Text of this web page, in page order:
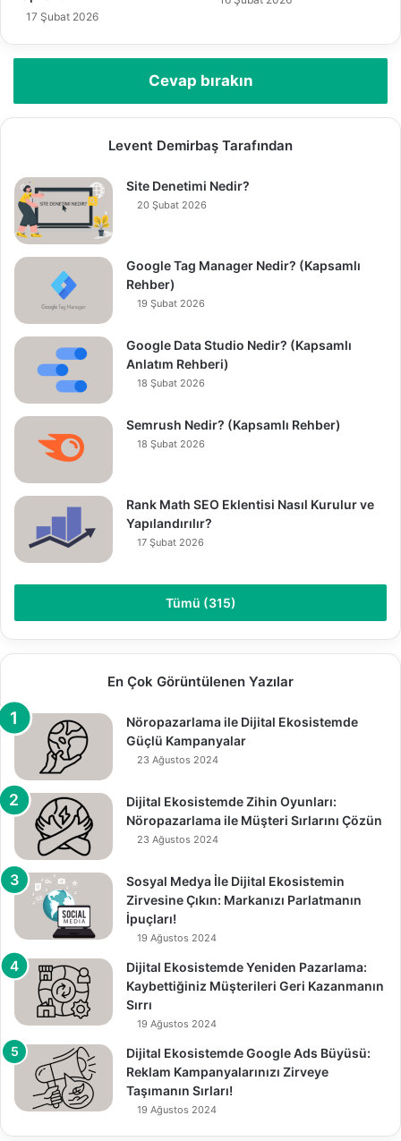
17 Şubat 2026
Cevap bırakın
Levent Demirbaş Tarafından
Site Denetimi Nedir?
20 Şubat 2026
Google Tag Manager Nedir? (Kapsamlı
Rehber)
19 Şubat 2026
Google Data Studio Nedir? (Kapsamlı
Anlatım Rehberi)
18 Şubat 2026
Semrush Nedir? (Kapsamlı Rehber)
18 Şubat 2026
Rank Math SEO Eklentisi Nasıl Kurulur ve
Yapılandırılır?
17 Şubat 2026
Tümü (315)
En Çok Görüntülenen Yazılar
Nöropazarlama ile Dijital Ekosistemde
Güçlü Kampanyalar
23 Ağustos 2024
Dijital Ekosistemde Zihin Oyunları:
Nöropazarlama ile Müşteri Sırlarını Çözün
23 Ağustos 2024
Sosyal Medya İle Dijital Ekosistemin
Zirvesine Çıkın: Markanızı Parlatmanın
İpuçları!
19 Ağustos 2024
Dijital Ekosistemde Yeniden Pazarlama:
Kaybettiğiniz Müşterileri Geri Kazanmanın
Sırrı
19 Ağustos 2024
Dijital Ekosistemde Google Ads Büyüsü:
Reklam Kampanyalarınızı Zirveye
Taşımanın Sırları!
19 Ağustos 2024